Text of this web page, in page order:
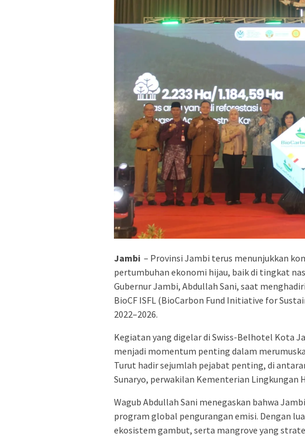
Jambi – Provinsi Jambi terus menunjukkan
pertumbuhan ekonomi hijau, baik di tingkat
Gubernur Jambi, Abdullah Sani, saat
BioCF ISFL (BioCarbon Fund Initiative for
2022–2026.
Kegiatan yang digelar di Swiss-Belhotel Kota
menjadi momentum penting dalam
Turut hadir sejumlah pejabat penting, di
Sunaryo, perwakilan Kementerian Lingkungan
Wagub Abdullah Sani menegaskan bahwa
program global pengurangan emisi. Dengan
ekosistem gambut, serta mangrove yang